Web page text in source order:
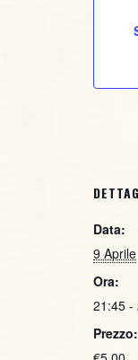
Data:
9 Aprile
Ora:
21:45 -
Prezzo: